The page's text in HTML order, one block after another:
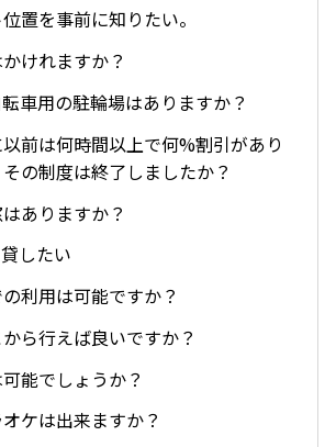
置を事前に知りたい。
けれますか？
車用の駐輪場はありますか？
前は何時間以上で何%割引があり
の制度は終了しましたか？
ありますか？
したい
利用は可能ですか？
ら行えば良いですか？
能でしょうか？
ケは出来ますか？